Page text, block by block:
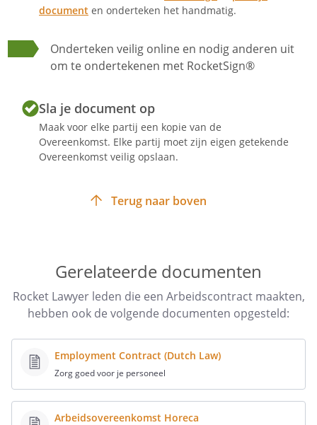
- Proeftijd
6
ao
Op de arbeidsovereenkomst is de
collectieve arbeidsovereenkomst
van toepassing.
moment gunstiger zijn dan de
afspraken uit deze
De Werknemer ontvangt bij
indiensttreding de cao. Indien de cao
wordt gewijzigd zal de Werkgever aan
de Werknemer een kopie van de
7
- P
ersoneelshandboek
document en onderteken het handmatig.
Onderteken veilig online en nodig anderen uit
om te ondertekenen met RocketSign®
Sla je document op
Maak voor elke partij een kopie van de
Overeenkomst. Elke partij moet zijn eigen getekende
Overeenkomst veilig opslaan.
Terug naar boven
Gerelateerde documenten
Rocket Lawyer leden die een Arbeidscontract maakten,
hebben ook de volgende documenten opgesteld:
Employment Contract (Dutch Law)
Zorg goed voor je personeel
Arbeidsovereenkomst Horeca